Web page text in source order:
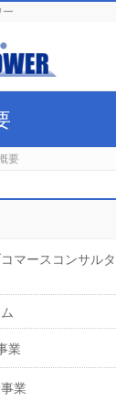
ー
要
マースコンサルタ
業
業